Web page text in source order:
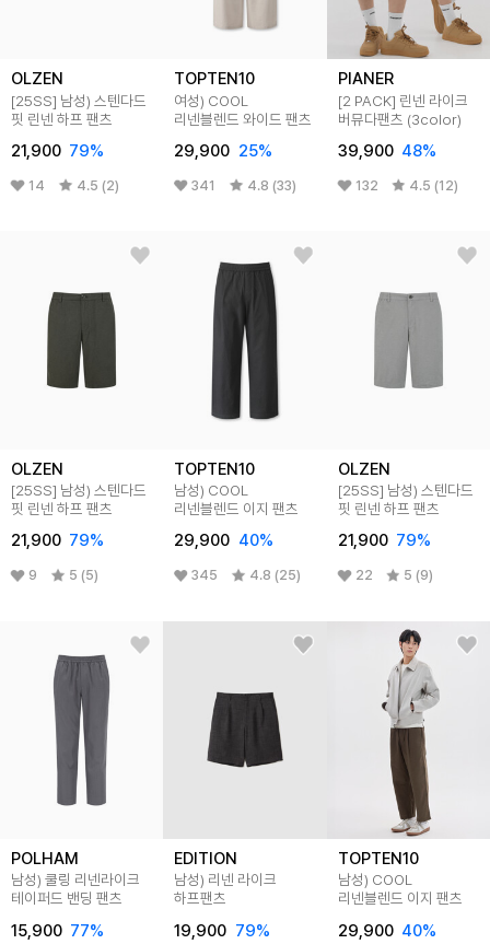
OLZEN
[25SS] 남성) 스텐다드
핏 린넨 하프 팬츠
21,900 79%
14 4.5 (2)
TOPTEN10
여성) COOL
리넨블렌드 와이드 팬츠
29,900 25%
341 4.8 (33)
PIANER
[2 PACK] 린넨 라이크
버뮤다팬츠 (3color)
39,900 48%
132 4.5 (12)
OLZEN
[25SS] 남성) 스텐다드
핏 린넨 하프 팬츠
21,900 79%
9 5 (5)
TOPTEN10
남성) COOL
리넨블렌드 이지 팬츠
29,900 40%
345 4.8 (25)
OLZEN
[25SS] 남성) 스텐다드
핏 린넨 하프 팬츠
21,900 79%
22 5 (9)
POLHAM
남성) 쿨링 리넨라이크
테이퍼드 밴딩 팬츠
15,900 77%
EDITION
남성) 리넨 라이크
하프팬츠
19,900 79%
TOPTEN10
남성) COOL
리넨블렌드 이지 팬츠
29,900 40%